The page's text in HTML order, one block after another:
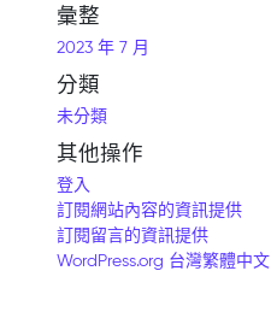
彙整
2023 年 7 月
分類
未分類
其他操作
登入
訂閱網站內容的資訊提供
訂閱留言的資訊提供
WordPress.org 台灣繁體中文